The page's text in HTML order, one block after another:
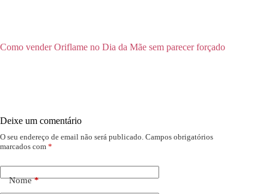
Como vender Oriflame no Dia da Mãe sem parecer forçado
Deixe um comentário
O seu endereço de email não será publicado. Campos obrigatórios
marcados com *
Nome*